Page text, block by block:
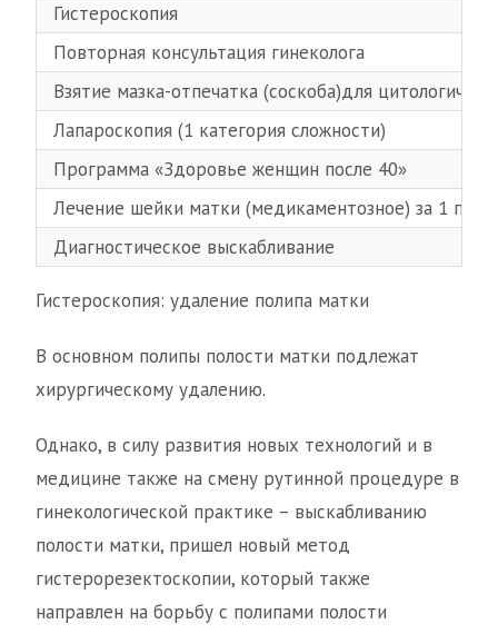
Гистероскопия
Повторная консультация гинеколога
Взятие мазка-отпечатка (соскоба)для
Лапароскопия (1 категория сложности)
Программа «Здоровье женщин после 40»
Лечение шейки матки (медикаментозное) за 1
Диагностическое выскабливание
Гистероскопия: удаление полипа матки
В основном полипы полости матки подлежат
хирургическому удалению.
Однако, в силу развития новых технологий и в
медицине также на смену рутинной процедуре в
гинекологической практике – выскабливанию
полости матки, пришел новый метод
гистерорезектоскопии, который также
направлен на борьбу с полипами полости